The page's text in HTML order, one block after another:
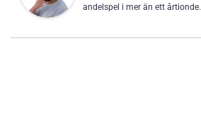
andelspel i mer än ett årtionde.